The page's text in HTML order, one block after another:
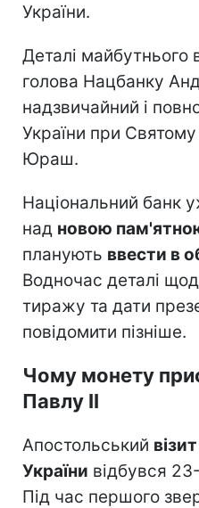
України.
Деталі майбутнього
голова Нацбанку
надзвичайний і
України при
Юраш.
Національний банк
над новою
планують ввести в
Водночас деталі
тиражу та дати
повідомити пізніше.
Чому монету
Павлу II
Апостольський
України відбувся
Під час першого